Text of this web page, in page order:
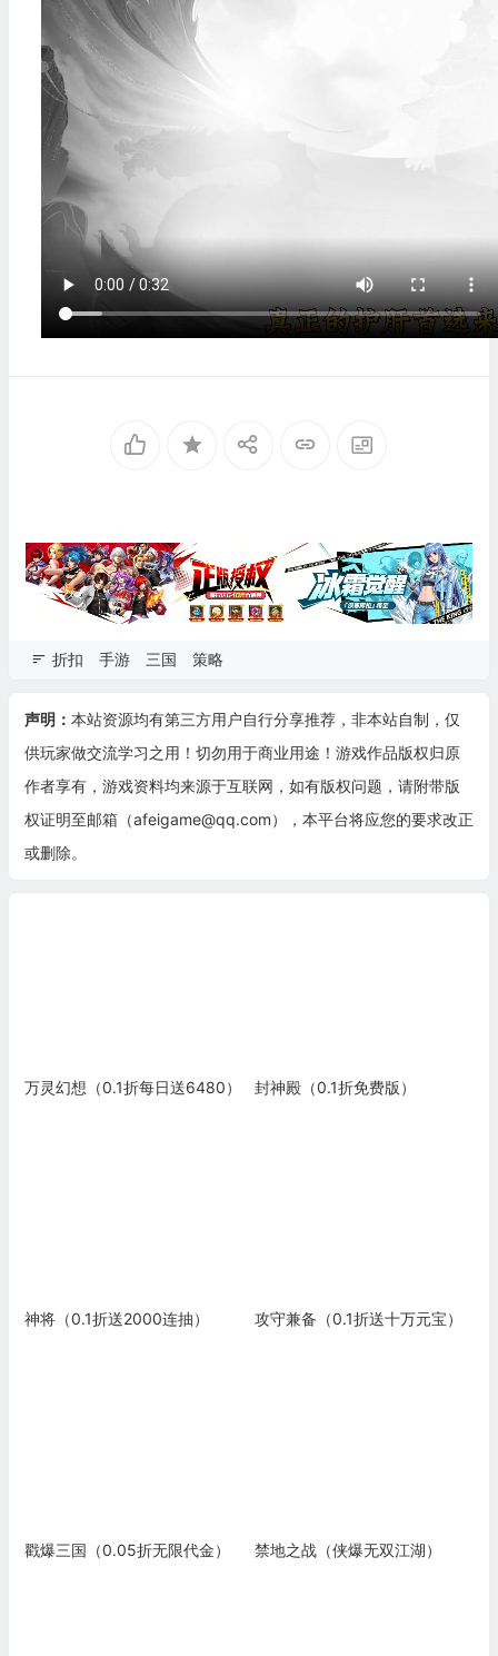
折扣 手游 三国 策略
声明： 本站资源均有第三方用户自行分享推荐，非本站自制，仅
供玩家做交流学习之用！切勿用于商业用途！游戏作品版权归原
作者享有，游戏资料均来源于互联网，如有版权问题，请附带版
权证明至邮箱（afeigame@qq.com），本平台将应您的要求改正
或删除。
万灵幻想（0.1折每日送6480） 封神殿（0.1折免费版）
神将（0.1折送2000连抽） 攻守兼备（0.1折送十万元宝）
戳爆三国（0.05折无限代金） 禁地之战（侠爆无双江湖）